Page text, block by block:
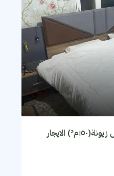
شقة للايجار في زيونة-قرب مول زيونة(١٥٠م²) الايجار